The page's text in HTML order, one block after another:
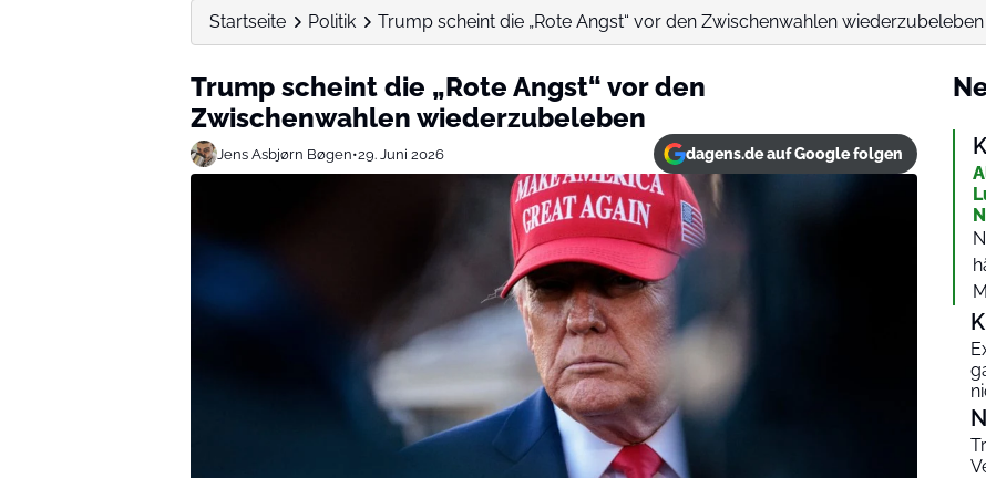
Startseite Politik Trump scheint die „Rote Angst“ vor den Zwischenwahlen wiederzubeleben
Trump scheint die „Rote Angst“ vor den
Zwischenwahlen wiederzubeleben
Jens Asbjørn Bøgen•29. Juni 2026 dagens.de auf Google folgen